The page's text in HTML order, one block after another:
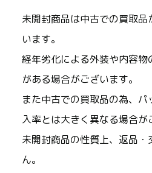
未開封商品は中古での買取品
います。
経年劣化による外装や内容物
がある場合がございます。
また中古での買取品の為、
入率とは大きく異なる場合が
未開封商品の性質上、返品・
ん。